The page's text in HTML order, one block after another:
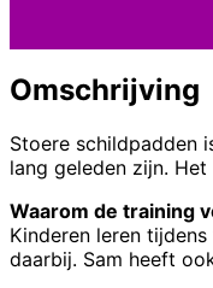
Omschrijving
Stoere schildpadden
lang geleden zijn.
Waarom de training
Kinderen leren
daarbij. Sam heeft